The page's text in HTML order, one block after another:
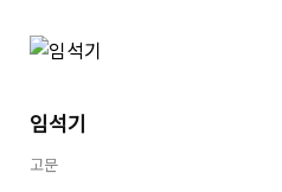
임석기
고문